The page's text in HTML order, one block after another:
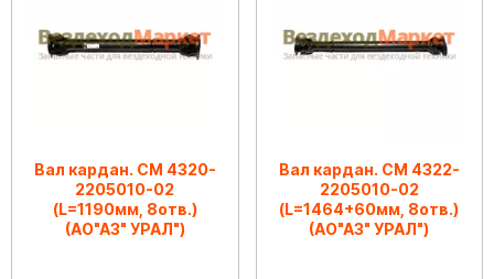
Вал кардан. СМ 4320-
2205010-02
(L=1190мм, 8отв.)
(АО"АЗ" УРАЛ")
Вал кардан. СМ 4322-
2205010-02
(L=1464+60мм, 8отв.)
(АО"АЗ" УРАЛ")